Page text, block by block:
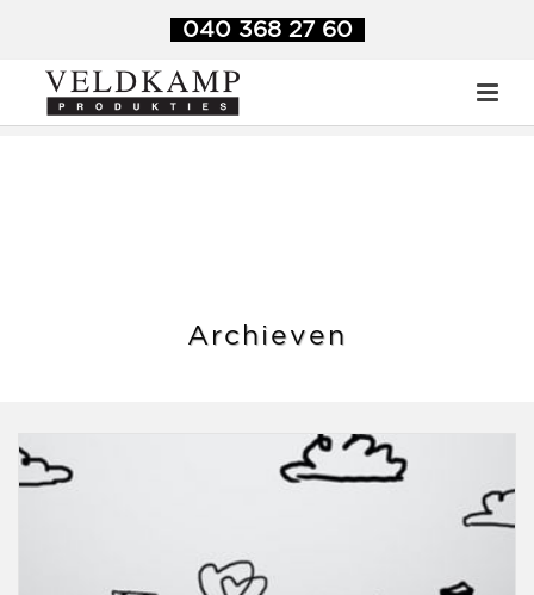
040 368 27 60
Archieven